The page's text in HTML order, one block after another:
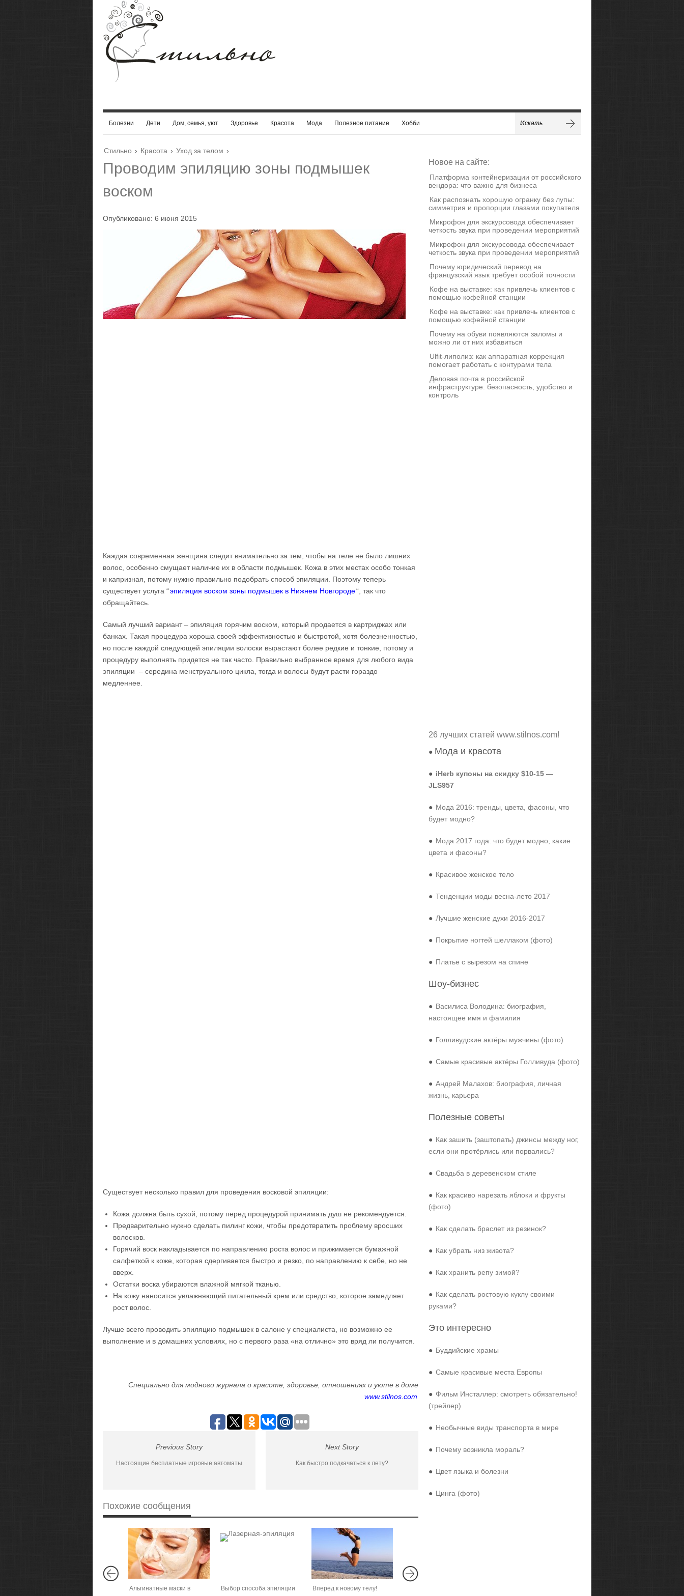
Болезни Дети Дом, семья, уют Здоровье Красота Мода Полезное питание Хобби
Стильно › Красота › Уход за телом ›
Проводим эпиляцию зоны подмышек
воском
Опубликовано: 6 июня 2015
Каждая современная женщина следит внимательно за тем, чтобы на теле не было лишних
волос, особенно смущает наличие их в области подмышек. Кожа в этих местах особо тонкая
и капризная, потому нужно правильно подобрать способ эпиляции. Поэтому теперь
существует услуга “эпиляция воском зоны подмышек в Нижнем Новгороде“, так что
обращайтесь.
Самый лучший вариант – эпиляция горячим воском, который продается в картриджах или
банках. Такая процедура хороша своей эффективностью и быстротой, хотя болезненностью,
но после каждой следующей эпиляции волоски вырастают более редкие и тонкие, потому и
процедуру выполнять придется не так часто. Правильно выбранное время для любого вида
эпиляции – середина менструального цикла, тогда и волосы будут расти гораздо
медленнее.
Существует несколько правил для проведения восковой эпиляции:
Кожа должна быть сухой, потому перед процедурой принимать душ не рекомендуется.
Предварительно нужно сделать пилинг кожи, чтобы предотвратить проблему вросших
волосков.
Горячий воск накладывается по направлению роста волос и прижимается бумажной
салфеткой к коже, которая сдергивается быстро и резко, по направлению к себе, но не
вверх.
Остатки воска убираются влажной мягкой тканью.
На кожу наносится увлажняющий питательный крем или средство, которое замедляет
рост волос.
Лучше всего проводить эпиляцию подмышек в салоне у специалиста, но возможно ее
выполнение и в домашних условиях, но с первого раза «на отлично» это вряд ли получится.
Специально для модного журнала о красоте, здоровье, отношениях и уюте в доме
www.stilnos.com
Previous Story
Настоящие бесплатные игровые автоматы
Next Story
Как быстро подкачаться к лету?
Похожие сообщения
Альгинатные маски в
Выбор способа эпиляции Вперед к новому телу!
Новое на сайте:
Платформа контейнеризации от российского
вендора: что важно для бизнеса
Как распознать хорошую огранку без лупы:
симметрия и пропорции глазами покупателя
Микрофон для экскурсовода обеспечивает
четкость звука при проведении мероприятий
Микрофон для экскурсовода обеспечивает
четкость звука при проведении мероприятий
Почему юридический перевод на
французский язык требует особой точности
Кофе на выставке: как привлечь клиентов с
помощью кофейной станции
Кофе на выставке: как привлечь клиентов с
помощью кофейной станции
Почему на обуви появляются заломы и
можно ли от них избавиться
Ulfit-липолиз: как аппаратная коррекция
помогает работать с контурами тела
Деловая почта в российской
инфраструктуре: безопасность, удобство и
контроль
26 лучших статей www.stilnos.com!
● Мода и красота
● iHerb купоны на скидку $10-15 —
JLS957
● Мода 2016: тренды, цвета, фасоны, что
будет модно?
● Мода 2017 года: что будет модно, какие
цвета и фасоны?
● Красивое женское тело
● Тенденции моды весна-лето 2017
● Лучшие женские духи 2016-2017
● Покрытие ногтей шеллаком (фото)
● Платье с вырезом на спине
Шоу-бизнес
● Василиса Володина: биография,
настоящее имя и фамилия
● Голливудские актёры мужчины (фото)
● Самые красивые актёры Голливуда (фото)
● Андрей Малахов: биография, личная
жизнь, карьера
Полезные советы
● Как зашить (заштопать) джинсы между ног,
если они протёрлись или порвались?
● Свадьба в деревенском стиле
● Как красиво нарезать яблоки и фрукты
(фото)
● Как сделать браслет из резинок?
● Как убрать низ живота?
● Как хранить репу зимой?
● Как сделать ростовую куклу своими
руками?
Это интересно
● Буддийские храмы
● Самые красивые места Европы
● Фильм Инсталлер: смотреть обязательно!
(трейлер)
● Необычные виды транспорта в мире
● Почему возникла мораль?
● Цвет языка и болезни
● Цинга (фото)